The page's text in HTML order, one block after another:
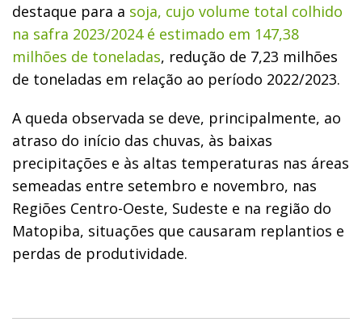
destaque para a soja, cujo volume total colhido
na safra 2023/2024 é estimado em 147,38
milhões de toneladas, redução de 7,23 milhões
de toneladas em relação ao período 2022/2023.
A queda observada se deve, principalmente, ao
atraso do início das chuvas, às baixas
precipitações e às altas temperaturas nas áreas
semeadas entre setembro e novembro, nas
Regiões Centro-Oeste, Sudeste e na região do
Matopiba, situações que causaram replantios e
perdas de produtividade.